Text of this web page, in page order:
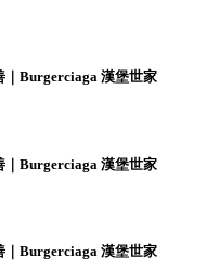
｜Burgerciaga 漢堡世家
｜Burgerciaga 漢堡世家
｜Burgerciaga 漢堡世家